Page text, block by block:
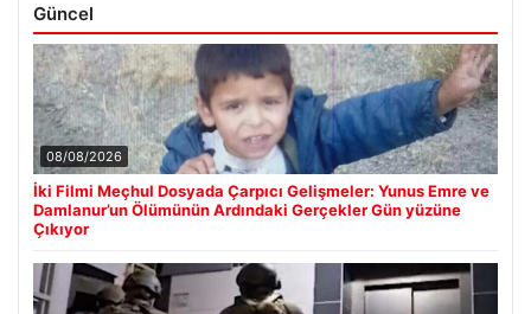
Güncel
08/08/2026
İki Filmi Meçhul Dosyada Çarpıcı Gelişmeler: Yunus Emre ve
Damlanur’un Ölümünün Ardındaki Gerçekler Gün yüzüne
Çıkıyor